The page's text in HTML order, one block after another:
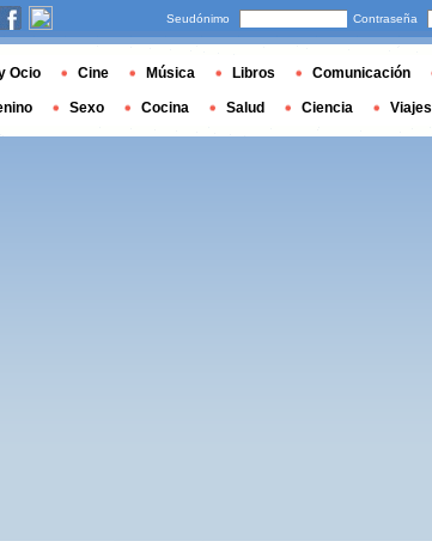
Seudónimo Contraseña
Ocio Cine Música Libros Comunicación
Sexo Cocina Salud Ciencia Viajes